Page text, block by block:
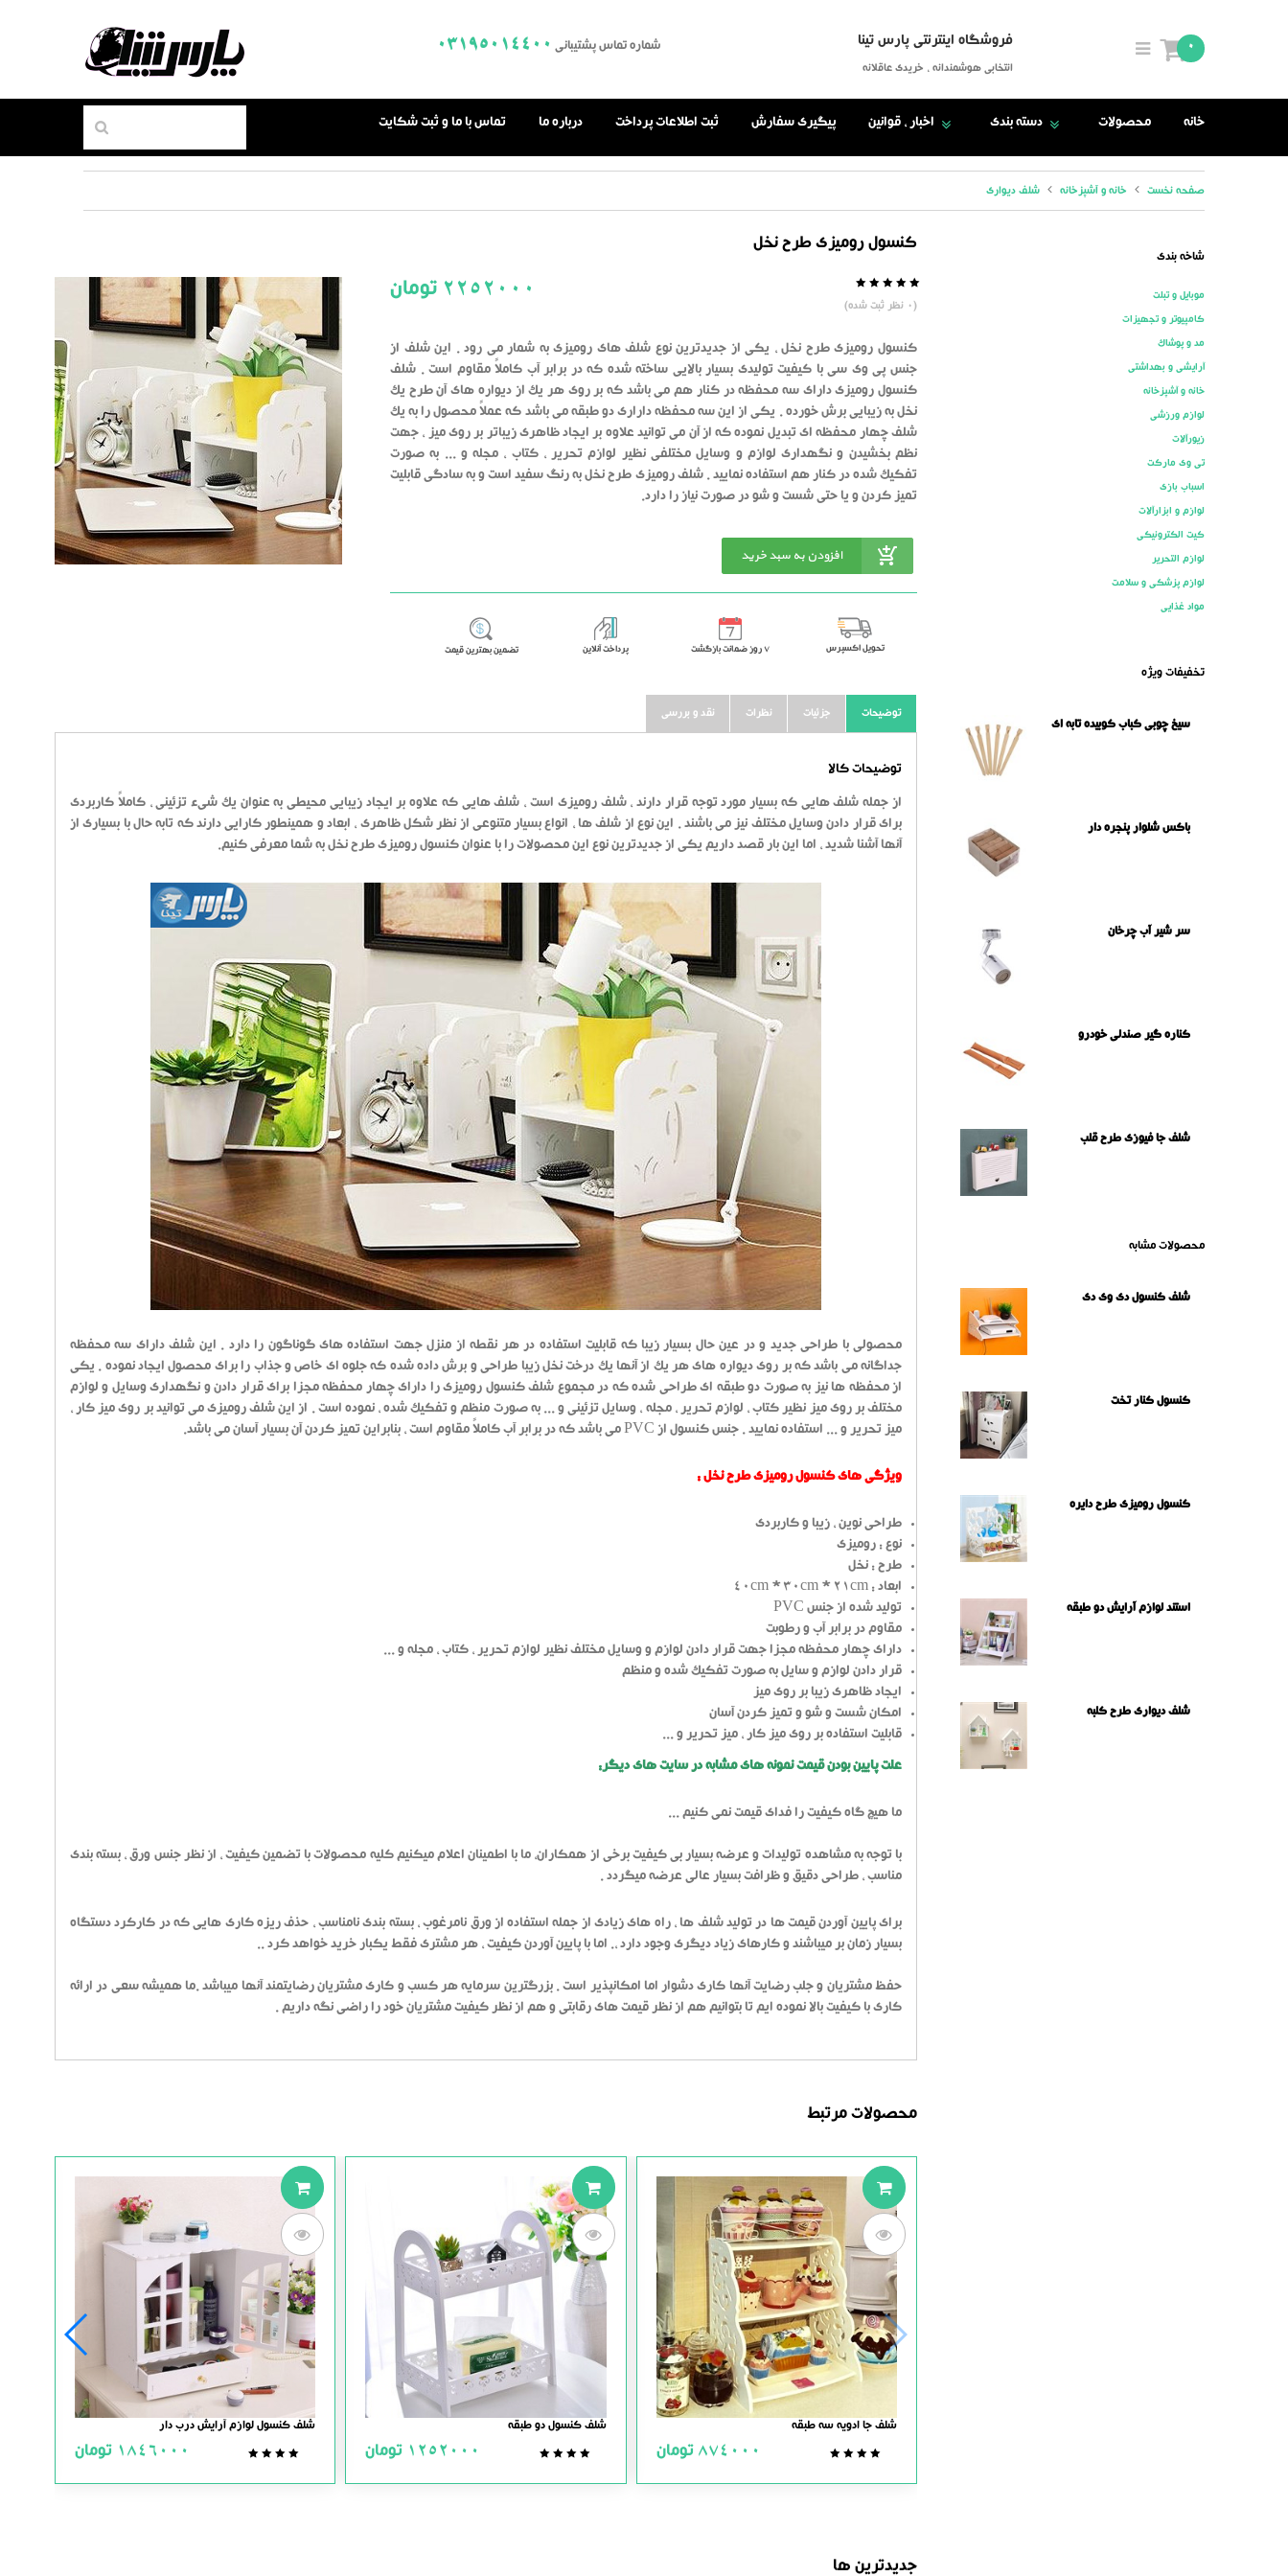
03195014400 شماره تماس پشتیبانی فروشگاه اینترنتی پارس تینا
انتخابی هوشمندانه ، خریدی عاقلانه
0
خانه محصولات دسته بندی اخبار ، قوانین پیگیری سفارش ثبت اطلاعات پرداخت درباره ما تماس با ما و ثبت شکایت
صفحه نخست خانه و آشپزخانه شلف دیواری
کنسول رومیزی طرح نخل
از
50
رای
دهنده
(
0 نظر ثبت شده)
2252000 تومان
کنسول رومیزی طرح نخل ، یکی از جدیدترین نوع شلف های رومیزی به شمار می رود . این شلف از
جنس پی وی سی با کیفیت تولیدی بسیار بالایی ساخته شده که در برابر آب کاملاً مقاوم است . شلف
کنسول رومیزی دارای سه محفظه در کنار هم می باشد که بر روی هر یک از دیواره های آن طرح یک
نخل به زیبایی برش خورده . یکی از این سه محفظه داراری دو طبقه می باشد که عملاً محصول را به یک
شلف چهار محفظه ای تبدیل نموده که از آن می توانید علاوه بر ایجاد ظاهری زیباتر بر روی میز ، جهت
نظم بخشیدن و نگهداری لوازم و وسایل مختلفی نظیر لوازم تحریر ، کتاب ، مجله و ... به صورت
تفکیک شده در کنار هم استفاده نمایید . شلف رومیزی طرح نخل به رنگ سفید است و به سادگی قابلیت
تمیز کردن و یا حتی شست و شو در صورت نیاز را دارد.
افزودن به سبد خرید
تحویل اکسپرس ٧ روز ضمانت بازگشت پرداخت آنلاین تضمین بهترین قیمت
توضیحات جزئیات نظرات نقد و بررسی
توضیحات کالا
از جمله شلف هایی که بسیار مورد توجه قرار دارند ، شلف رومیزی است ، شلف هایی که علاوه بر ایجاد زیبایی محیطی به عنوان یک شیء تزئینی ، کاملاً کاربردی
برای قرار دادن وسایل مختلف نیز می باشند . این نوع از شلف ها ، انواع بسیار متنوعی از نظر شکل ظاهری ، ابعاد و همینطور کارایی دارند که تابه حال با بسیاری از
آنها آشنا شدید ، اما این بار قصد داریم یکی از جدیدترین نوع این محصولات را با عنوان کنسول رومیزی طرح نخل به شما معرفی کنیم.
محصولی با طراحی جدید و در عین حال بسیار زیبا که قابلیت استفاده در هر نقطه از منزل جهت استفاده های گوناگون را دارد . این شلف دارای سه محفظه
جداگانه می باشد که بر روی دیواره های هر یک از آنها یک درخت نخل زیبا طراحی و برش داده شده که جلوه ای خاص و جذاب را برای محصول ایجاد نموده . یکی
از محفظه ها نیز به صورت دو طبقه ای طراحی شده که در مجموع شلف کنسول رومیزی را دارای چهار محفظه مجزا برای قرار دادن و نگهداری وسایل و لوازم
مختلف بر روی میز نظیر کتاب ، لوازم تحریر ، مجله ، وسایل تزئینی و ... به صورت منظم و تفکیک شده ، نموده است . از این شلف رومیزی می توانید بر روی میز کار ،
میز تحریر و ... استفاده نمایید . جنس کنسول از PVC می باشد که در برابر آب کاملاً مقاوم است ، بنابراین تمیز کردن آن بسیار آسان می باشد.
ویژگی های کنسول رومیزی طرح نخل :
طراحی نوین ، زیبا و کاربردی
نوع : رومیزی
طرح : نخل
ابعاد : 40cm * 30cm * 21cm
تولید شده از جنس PVC
مقاوم در برابر آب و رطوبت
دارای چهار محفظه مجزا جهت قرار دادن لوازم و وسایل مختلف نظیر لوازم تحریر ، کتاب ، مجله و ...
قرار دادن لوازم و سایل به صورت تفکیک شده و منظم
ایجاد ظاهری زیبا بر روی میز
امکان شست و شو و تمیز کردن آسان
قابلیت استفاده بر روی میز کار ، میز تحریر و ...
علت پایین بودن قیمت نمونه های مشابه در سایت های دیگر:
ما هیچ گاه کیفیت را فدای قیمت نمی کنیم ...
با توجه به مشاهده تولیدات و عرضه بسیار بی کیفیت برخی از همکاران، ما با اطمینان اعلام میکنیم کلیه محصولات با تضمین کیفیت ، از نظر جنس ورق ، بسته بندی
مناسب ، طراحی دقیق و ظرافت بسیار عالی عرضه میگردد .
برای پایین آوردن قیمت ها در تولید شلف ها ، راه های زیادی از جمله استفاده از ورق نامرغوب ، بسته بندی نامناسب ، حذف ریزه کاری هایی که در کارکرد دستگاه
بسیار زمان بر میباشند و کارهای زیاد دیگری وجود دارد ،. اما با پایین آوردن کیفیت ، هر مشتری فقط یکبار خرید خواهد کرد ..
حفظ مشتریان و جلب رضایت آنها کاری دشوار اما امکانپذیر است . بزرگترین سرمایه هر کسب و کاری مشتریان رضایتمند آنها میباشد .ما همیشه سعی در ارائه
کاری با کیفیت بالا نموده ایم تا بتوانیم هم از نظر قیمت های رقابتی و هم از نظر کیفیت مشتریان خود را راضی نگه داریم .
محصولات مرتبط
out
شلف جا ادویه سه طبقه
874000 تومان
out
شلف کنسول دو طبقه
1252000 تومان
out
شلف کنسول لوازم آرایش درب دار
1846000 تومان
جدیدترین ها
شاخه بندی
موبایل و تبلت
کامپیوتر و تجهیزات
مد و پوشاک
آرایشی و بهداشتی
خانه و آشپزخانه
لوازم ورزشی
زیورآلات
تی وی مارکت
اسباب بازی
لوازم و ابزارآلات
کیت الکترونیکی
لوازم التحریر
لوازم پزشکی و سلامت
مواد غذایی
تخفیفات ویژه
سیخ چوبی کباب کوبیده تابه ای
باکس شلوار پنجره دار
سر شیر آب چرخان
کناره گیر صندلی خودرو
شلف جا فیوزی طرح قلب
محصولات مشابه
شلف کنسول دی وی دی
کنسول کنار تخت
کنسول رومیزی طرح دایره
استند لوازم آرایش دو طبقه
شلف دیواری طرح کلبه